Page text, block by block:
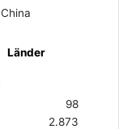
China
Länder
98
2.873